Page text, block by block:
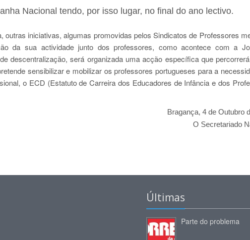
Nacional tendo, por isso lugar, no final do ano lectivo.
outras iniciativas, algumas promovidas pelos Sindicatos de Professores
da sua actividade junto dos professores, como acontece com a
descentralização, será organizada uma acção específica que
sensibilizar e mobilizar os professores portugueses para a
o ECD (Estatuto de Carreira dos Educadores de Infância e dos
Bragança, 4 de Outubro
O Secretariado
Últimas
Parte do problema